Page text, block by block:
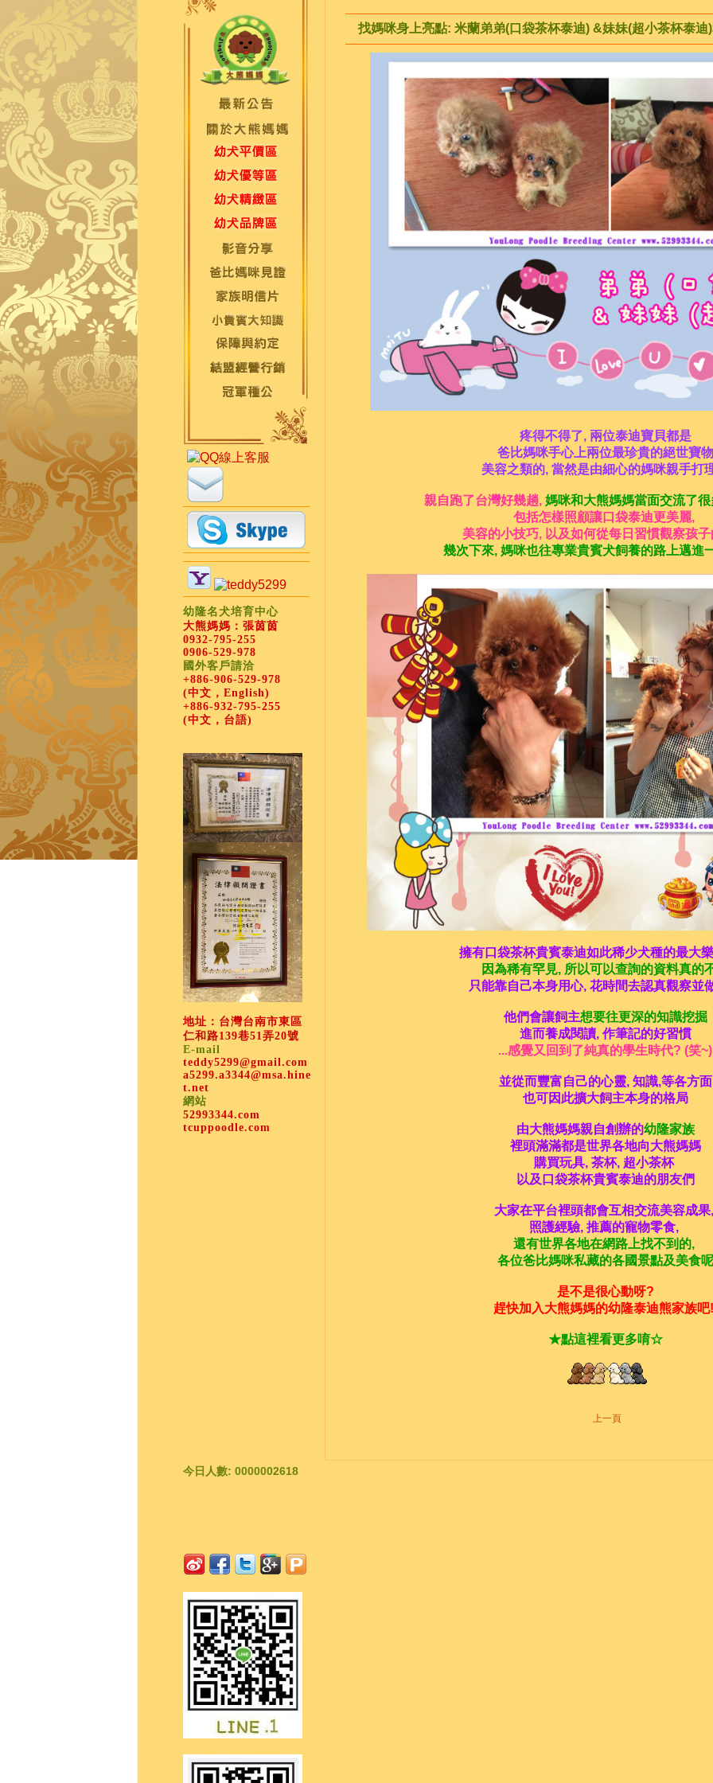
幼隆名犬培育中心
大熊媽媽：張茵茵
0932-795-255
0906-529-978
國外客戶請洽
+886-906-529-978
(中文，English)
+886-932-795-255
(中文，台語)
地址：台灣台南市東區
仁和路139巷51弄20號
E-mail
teddy5299@gmail.com
a5299.a3344@msa.hine
t.net
網站
52993344.com
tcuppoodle.com
今日人數: 0000002618
找媽咪身上亮點: 米蘭弟弟(口袋茶杯泰迪) &妹妹(超小茶杯泰
疼得不得了, 兩位泰迪寶貝都是
爸比媽咪手心上兩位最珍貴的絕世寶物
美容之類的, 當然是由細心的媽咪親手打
親自跑了台灣好幾趟, 媽咪和大熊媽媽當面交流了
包括怎樣照顧讓口袋泰迪更美麗,
美容的小技巧, 以及如何從每日習慣觀察孩
幾次下來, 媽咪也往專業貴賓犬飼養的路上邁進
擁有口袋茶杯貴賓泰迪如此稀少犬種的最大
因為稀有罕見, 所以可以查詢的資料真的
只能靠自己本身用心, 花時間去認真觀察並
他們會讓飼主想要往更深的知識挖掘
進而養成閱讀, 作筆記的好習慣
...感覺又回到了純真的學生時代? (笑~)
並從而豐富自己的心靈, 知識,等各方面
也可因此擴大飼主本身的格局
由大熊媽媽親自創辦的幼隆家族
裡頭滿滿都是世界各地向大熊媽媽
購買玩具, 茶杯, 超小茶杯
以及口袋茶杯貴賓泰迪的朋友們
大家在平台裡頭都會互相交流美容成果,
照護經驗, 推薦的寵物零食,
還有世界各地在網路上找不到的,
各位爸比媽咪私藏的各國景點及美食呢
是不是很心動呀?
趕快加入大熊媽媽的幼隆泰迪熊家族吧
★點這裡看更多唷☆
上一頁